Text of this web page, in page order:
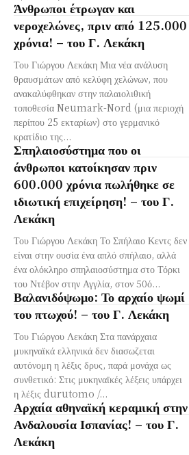
Άνθρωποι έτρωγαν και
νεροχελώνες, πριν από 125.000
χρόνια! – του Γ. Λεκάκη
Του Γιώργου Λεκάκη Μια νέα ανάλυση
θραυσμάτων από κελύφη χελώνων, που
ανακαλύφθηκαν στην παλαιολιθική
τοποθεσία Neumark-Nord (μια περιοχή
περίπου 25 εκταρίων) στο γερμανικό
κρατίδιο της...
Σπηλαιοσύστημα που οι
άνθρωποι κατοίκησαν πριν
600.000 χρόνια πωλήθηκε σε
ιδιωτική επιχείρηση! – του Γ.
Λεκάκη
Του Γιώργου Λεκάκη Το Σπήλαιο Κεντς δεν
είναι στην ουσία ένα απλό σπήλαιο, αλλά
ένα ολόκληρο σπηλαιοσύστημα στο Τόρκι
του Ντέβον στην Αγγλία, στον 50ό...
Βαλανιδόψωμο: Το αρχαίο ψωμί
του πτωχού! – του Γ. Λεκάκη
Του Γιώργου Λεκάκη Στα πανάρχαια
μυκηναϊκά ελληνικά δεν διασωζεται
αυτόνομη η λέξις δρυς, παρά μονάχα ως
συνθετικό: Στις μυκηναϊκές λέξεις υπάρχει
η λέξις durutomo /...
Αρχαία αθηναϊκή κεραμική στην
Ανδαλουσία Ισπανίας! – του Γ.
Λεκάκη